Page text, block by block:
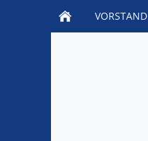
VORSTAND